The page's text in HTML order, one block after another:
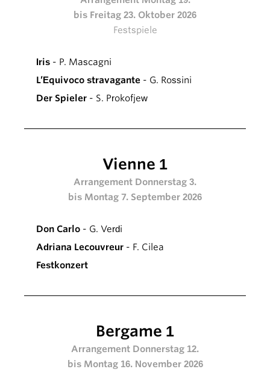
bis Freitag 23. Oktober 2026
Festspiele
Iris - P. Mascagni
L’Equivoco stravagante - G. Rossini
Der Spieler - S. Prokofjew
Vienne 1
Arrangement Donnerstag 3.
bis Montag 7. September 2026
Don Carlo - G. Verdi
Adriana Lecouvreur - F. Cilea
Festkonzert
Bergame 1
Arrangement Donnerstag 12.
bis Montag 16. November 2026